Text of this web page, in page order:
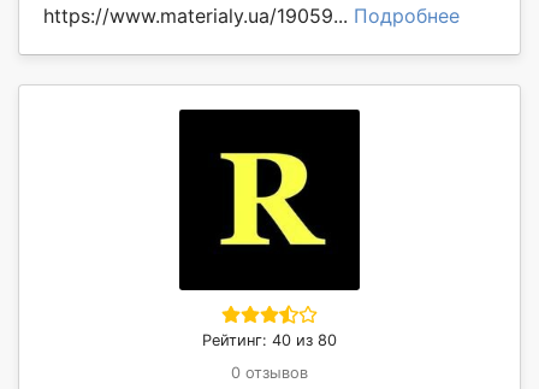
https://www.materialy.ua/19059... Подробнее
Рейтинг: 40 из 80
0 отзывов